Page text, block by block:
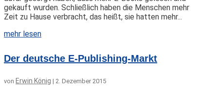
gekauft wurden. Schließlich haben die Menschen mehr
Zeit zu Hause verbracht, das heißt, sie hatten mehr...
mehr lesen
Der deutsche E-Publishing-Markt
von Erwin König | 2. Dezember 2015